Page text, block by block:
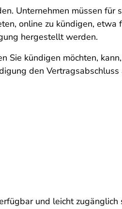
Unternehmen müssen für
online zu kündigen, etwa
hergestellt werden.
Sie kündigen möchten,
den
und leicht zugänglich